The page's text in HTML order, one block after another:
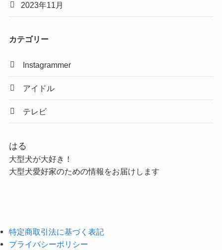
2023年11月
カテゴリー
Instagrammer
アイドル
テレビ
はる
大型犬が大好き！
大型犬愛好家のための情報をお届けします
特定商取引法に基づく表記
プライバシーポリシー